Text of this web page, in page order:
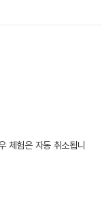
체험은 자동 취소됩니